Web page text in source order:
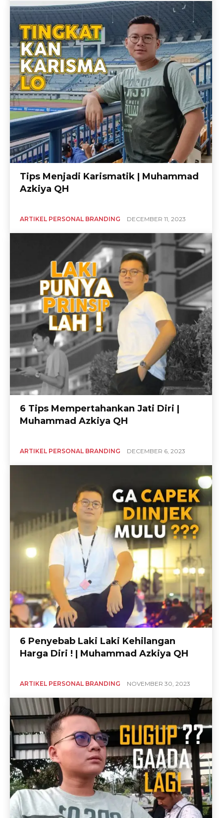
Tips Menjadi Karismatik | Muhammad
Azkiya QH
ARTIKEL PERSONAL BRANDING DECEMBER 11, 2023
6 Tips Mempertahankan Jati Diri |
Muhammad Azkiya QH
ARTIKEL PERSONAL BRANDING DECEMBER 6, 2023
6 Penyebab Laki Laki Kehilangan
Harga Diri ! | Muhammad Azkiya QH
ARTIKEL PERSONAL BRANDING NOVEMBER 30, 2023